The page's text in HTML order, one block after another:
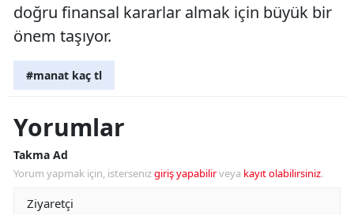
doğru finansal kararlar almak için büyük bir
önem taşıyor.
#manat kaç tl
Yorumlar
Takma Ad
Yorum yapmak için, istersenizgiriş yapabilirveya kayıt olabilirsiniz.